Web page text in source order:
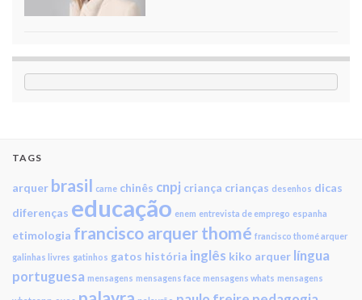
TAGS
arquer brasil carne chinês cnpj criança crianças desenhos dicas
diferenças educação enem entrevista de emprego espanha
etimologia francisco arquer thomé francisco thomé arquer
galinhas livres gatinhos gatos história inglês kiko arquer língua
portuguesa mensagens mensagens face mensagens whats mensagens